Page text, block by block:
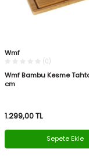
Wmf
(0)
Wmf Bambu Kesme
cm
1.299,00TL
Sepete Ekle